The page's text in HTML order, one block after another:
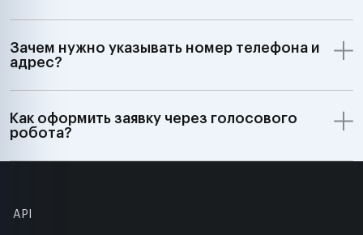
Зачем нужно указывать номер телефона и
адрес?
Как оформить заявку через голосового
робота?
API